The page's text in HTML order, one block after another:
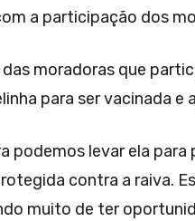
a participação dos
moradoras que
para ser vacinada e
podemos levar ela para
contra a raiva.
muito de ter